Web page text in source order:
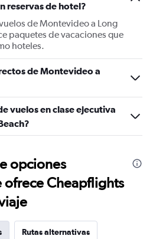
reservas de hotel?
de Montevideo a Long
paquetes de vacaciones que
hoteles.
de Montevideo a
vuelos en clase ejecutiva
opciones
Cheapflights
Rutas alternativas